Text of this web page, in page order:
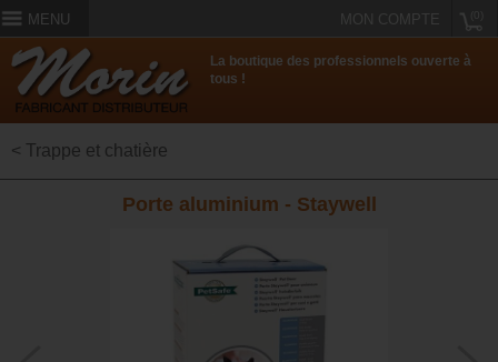
MENU MON COMPTE
La boutique des professionnels ouverte à
tous !
< Trappe et chatière
Porte aluminium - Staywell